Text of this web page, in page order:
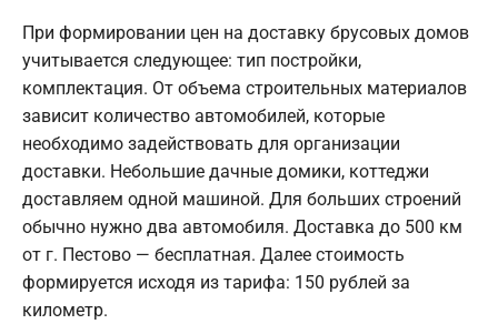
При формировании цен на доставку брусовых домов
учитывается следующее: тип постройки,
комплектация. От объема строительных материалов
зависит количество автомобилей, которые
необходимо задействовать для организации
доставки. Небольшие дачные домики, коттеджи
доставляем одной машиной. Для больших строений
обычно нужно два автомобиля. Доставка до 500 км
от г. Пестово — бесплатная. Далее стоимость
формируется исходя из тарифа: 150 рублей за
километр.